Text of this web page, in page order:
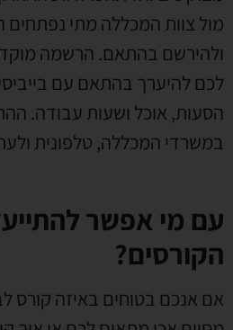
מול צוות המכללה מתי נפתחים
ולהירשם בהתאם. הרשמה
לכם להיערך בהתאם עם
הסעות, אוכל ושעות עבודה.
במשרדי המכללה, טלפונית
עם מי אפשר
הקורסים?
אם אנכם בטוחים באיזה קורס